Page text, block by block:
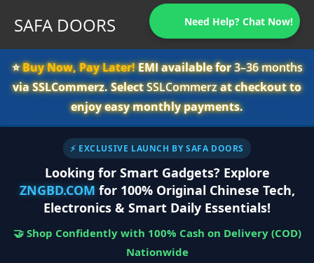
SAFA DOORS Need Help? Chat Now!
⭐️Buy Now, Pay Later!EMI available for3–36 months
via SSLCommerz. SelectSSLCommerzat checkout to
enjoy easy monthly payments.
⚡ EXCLUSIVE LAUNCH BY SAFA DOORS
Looking for Smart Gadgets? Explore
ZNGBD.COM for 100% Original Chinese Tech,
Electronics & Smart Daily Essentials!
🤝 Shop Confidently with 100% Cash on Delivery (COD)
Nationwide